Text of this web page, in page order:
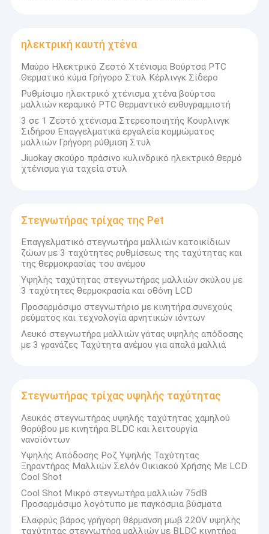
Σπίτι
Προϊόντα
Σχετικά με εμάς
ηλεκτρική καυτή χτένα
Μαύρο Ηλεκτρικό Ζεστό Χτένισμα Βούρτσα PTC
Θερματικό κύμα Γρήγορο Στυλ Κέρλινγκ Σίδερο
Ρυθμίσιμο ηλεκτρικό χτένισμα χτένα βούρτσα
μαλλιών κεραμικό PTC θερμαντικό ευθυγραμμιστή
3 σε 1 Ζεστό χτένισμα Στερεοποιητής Κουρλινγκ
Σιδήρου Επαγγελματικά εργαλεία κομμώματος
μαλλιών Γρήγορη ρύθμιση Στυλ
Jiuokay σκούρο πράσινο κυλινδρικό ηλεκτρικό θερμό
χτένισμα για ταχεία στυλ
Στεγνωτήρας τρίχας της Pet
Επαγγελματικό στεγνωτήρα μαλλιών κατοικίδιων
ζώων με 3 ταχύτητες ρυθμίσεως της ταχύτητας και
της θερμοκρασίας του ανέμου
Υψηλής ταχύτητας στεγνωτήρας μαλλιών σκύλου με
3 ταχύτητες θερμοκρασία και οθόνη LCD
Προσαρμόσιμο στεγνωτήριο με κινητήρα συνεχούς
ρεύματος και τεχνολογία αρνητικών ιόντων
Λευκό στεγνωτήρα μαλλιών γάτας υψηλής απόδοσης
με 3 γρανάζες Ταχύτητα ανέμου για απαλά μαλλιά
Στεγνωτήρας τρίχας υψηλής ταχύτητας
Λευκός στεγνωτήρας υψηλής ταχύτητας χαμηλού
θορύβου με κινητήρα BLDC και λειτουργία
νανοϊόντων
Υψηλής Απόδοσης Ροζ Υψηλής Ταχύτητας
Ξηραντήρας Μαλλιών Σελόν Οικιακού Χρήσης Με LCD
Cool Shot
Cool Shot Μικρό στεγνωτήρα μαλλιών 75dB
Προσαρμόσιμο λογότυπο με παγκόσμια βύσματα
Ελαφρύς βάρος γρήγορη θέρμανση μωβ 220V υψηλής
ταχύτητας στεγνωτήρα μαλλιών με BLDC κινητήρα
Η XingDa Circuits Technology Co., Ltd ιδρύθηκε το 2011,
εστιάζοντας στην ανάπτυξη και την παραγωγή μικρών
οικιακών συσκευών,Τα κύρια προϊόντα περιλαμβάνουν τα
οικιακά προϊόντα ομορφιάς και πολλά άλλα εργαλεία
κομμώματος μαλλιών, όπως το στεγνωτήρα μαλλιών, το